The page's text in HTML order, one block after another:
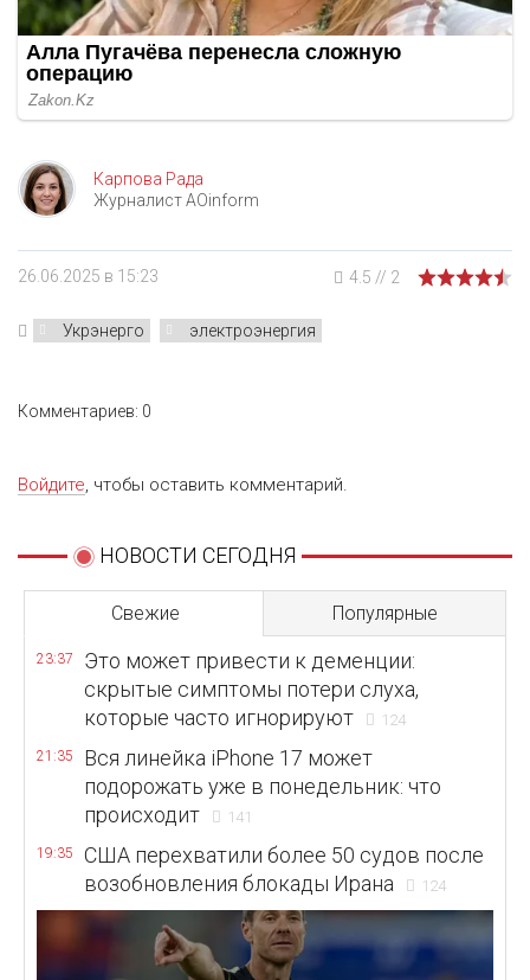
Карпова Рада
Журналист AOinform
26.06.2025 в 15:23 4.5 // 2
Укрэнерго электроэнергия
Комментариев: 0
Войдите, чтобы оставить комментарий.
НОВОСТИ СЕГОДНЯ
Свежие Популярные
23:37
Это может привести к деменции:
скрытые симптомы потери слуха,
которые часто игнорируют
124
21:35
Вся линейка iPhone 17 может
подорожать уже в понедельник: что
происходит
141
19:35
США перехватили более 50 судов после
возобновления блокады Ирана
124